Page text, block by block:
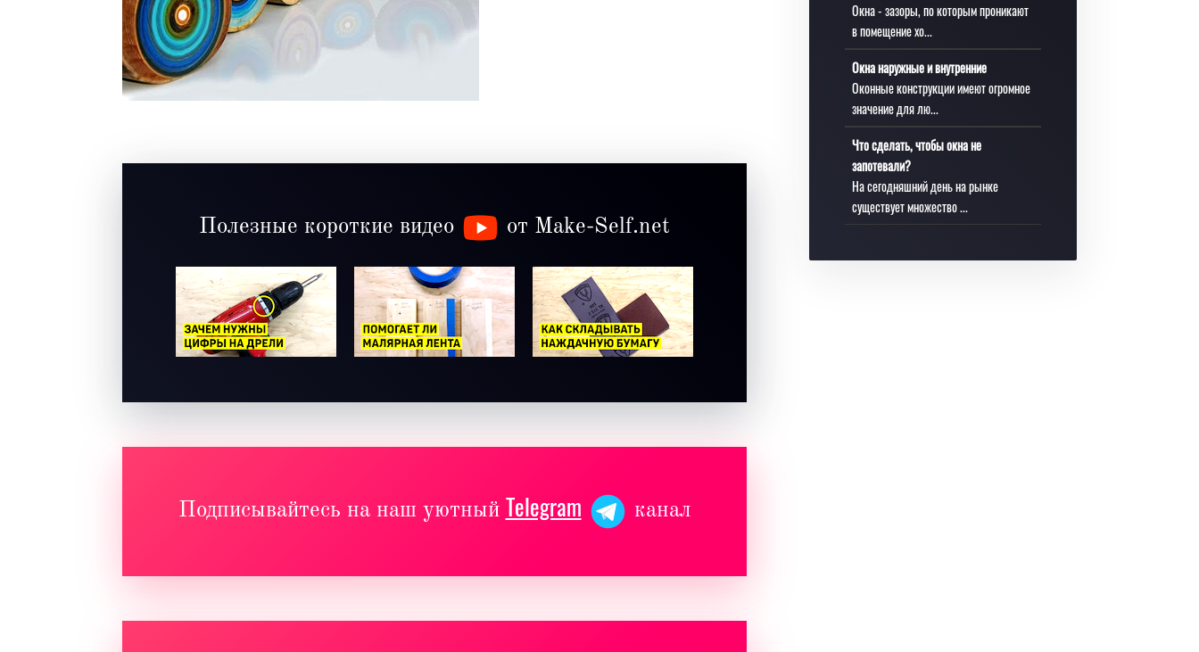
Полезные короткие видео от Make-Self.net
Подписывайтесь на наш уютный Telegram канал
Окна - зазоры, по которым проникают
в помещение хо...
Окна наружные и внутренние
Оконные конструкции имеют огромное
значение для лю...
Что сделать, чтобы окна не
запотевали?
На сегодняшний день на рынке
существует множество ...